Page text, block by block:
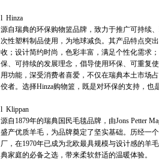
l Hinza
源自瑞典的环保购物篮品牌，致力于推广可持续
次性塑料制品使用，为地球减负。其产品特点突
收；设计简约时尚，色彩丰富，满足个性化需求
保、可持续的发展理念，倡导使用环保、可重复
用功能，深受消费者喜爱，不仅在瑞典本土市场
佼者。选择Hinza购物篮，既是对环保的支持，也
l Klippan
源自1879年的瑞典国民毛毯品牌，由Jons Petter
盛产优质羊毛，为品牌奠定了坚实基础。历经一
厂，在1970年已成为北欧最具规模与设计感的羊
典家庭的必备之选，带来柔软舒适的温暖体验。